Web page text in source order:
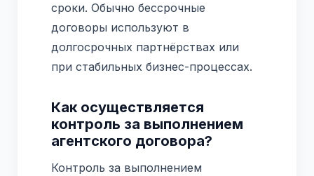
сроки. Обычно бессрочные
договоры используют в
долгосрочных партнёрствах или
при стабильных бизнес-процессах.
Как осуществляется
контроль за выполнением
агентского договора?
Контроль за выполнением